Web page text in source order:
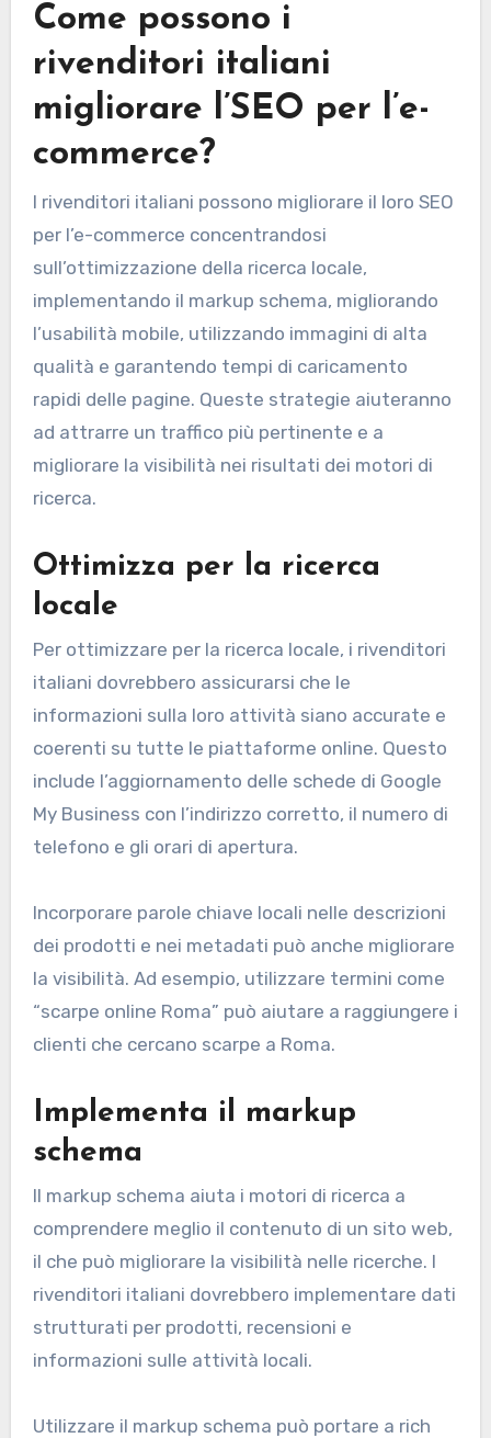
Come possono i
rivenditori italiani
migliorare l’SEO per l’e-
commerce?
I rivenditori italiani possono migliorare il loro SEO
per l’e-commerce concentrandosi
sull’ottimizzazione della ricerca locale,
implementando il markup schema, migliorando
l’usabilità mobile, utilizzando immagini di alta
qualità e garantendo tempi di caricamento
rapidi delle pagine. Queste strategie aiuteranno
ad attrarre un traffico più pertinente e a
migliorare la visibilità nei risultati dei motori di
ricerca.
Ottimizza per la ricerca
locale
Per ottimizzare per la ricerca locale, i rivenditori
italiani dovrebbero assicurarsi che le
informazioni sulla loro attività siano accurate e
coerenti su tutte le piattaforme online. Questo
include l’aggiornamento delle schede di Google
My Business con l’indirizzo corretto, il numero di
telefono e gli orari di apertura.
Incorporare parole chiave locali nelle descrizioni
dei prodotti e nei metadati può anche migliorare
la visibilità. Ad esempio, utilizzare termini come
“scarpe online Roma” può aiutare a raggiungere i
clienti che cercano scarpe a Roma.
Implementa il markup
schema
Il markup schema aiuta i motori di ricerca a
comprendere meglio il contenuto di un sito web,
il che può migliorare la visibilità nelle ricerche. I
rivenditori italiani dovrebbero implementare dati
strutturati per prodotti, recensioni e
informazioni sulle attività locali.
Utilizzare il markup schema può portare a rich